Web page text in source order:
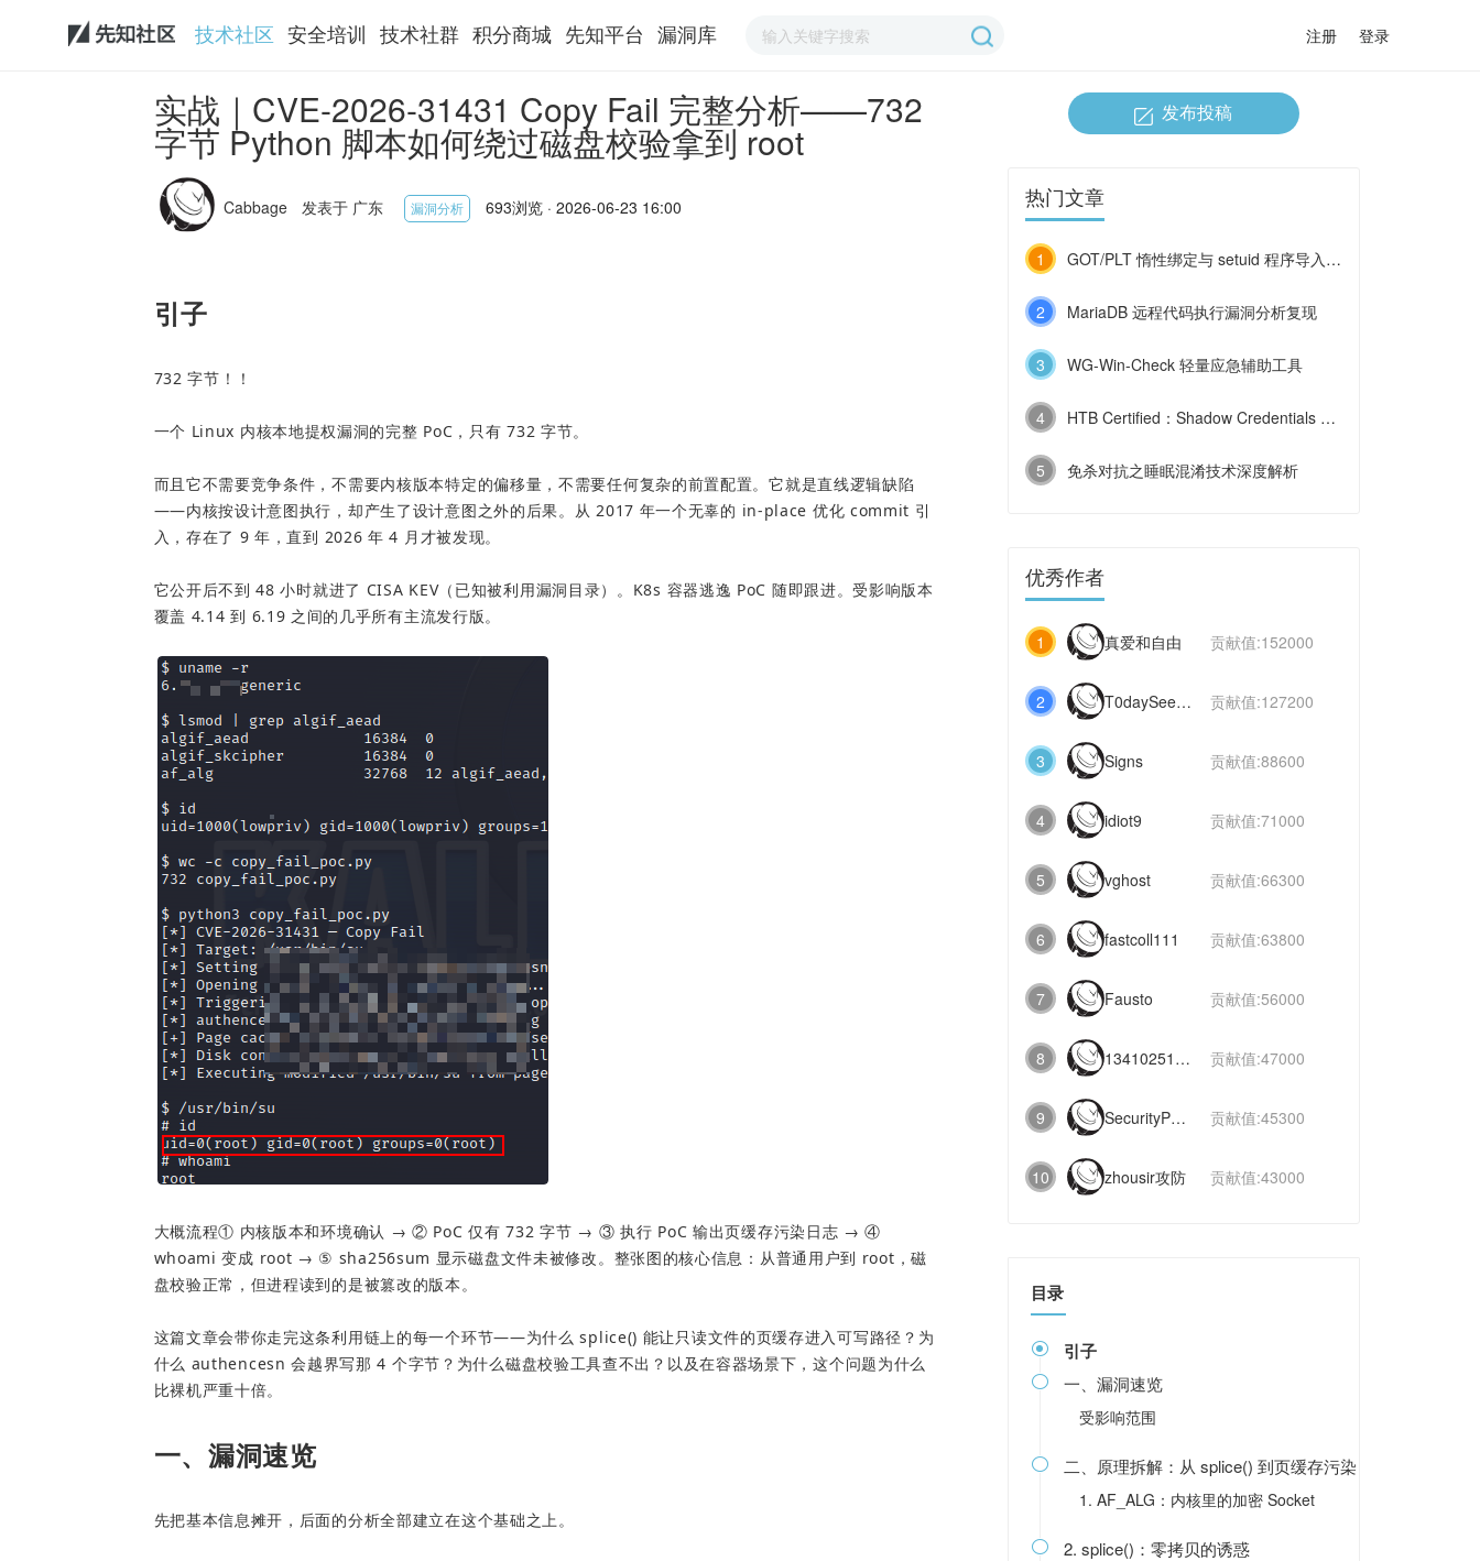
技术社区 安全培训 技术社群 积分商城 先知平台 漏洞库 注册 登录
实战｜CVE-2026-31431 Copy Fail 完整分析——732
字节 Python 脚本如何绕过磁盘校验拿到 root
Cabbage 发表于 广东 漏洞分析 693浏览 · 2026-06-23 16:00
引子
732 字节！！
一个 Linux 内核本地提权漏洞的完整 PoC，只有 732 字节。
而且它不需要竞争条件，不需要内核版本特定的偏移量，不需要任何复杂的前置配置。它就是直线逻辑缺陷
——内核按设计意图执行，却产生了设计意图之外的后果。从 2017 年一个无辜的 in-place 优化 commit 引
入，存在了 9 年，直到 2026 年 4 月才被发现。
它公开后不到 48 小时就进了 CISA KEV（已知被利用漏洞目录）。K8s 容器逃逸 PoC 随即跟进。受影响版本
覆盖 4.14 到 6.19 之间的几乎所有主流发行版。
大概流程① 内核版本和环境确认 → ② PoC 仅有 732 字节 → ③ 执行 PoC 输出页缓存污染日志 → ④
whoami 变成 root → ⑤ sha256sum 显示磁盘文件未被修改。整张图的核心信息：从普通用户到 root，磁
盘校验正常，但进程读到的是被篡改的版本。
这篇文章会带你走完这条利用链上的每一个环节——为什么 splice() 能让只读文件的页缓存进入可写路径？为
什么 authencesn 会越界写那 4 个字节？为什么磁盘校验工具查不出？以及在容器场景下，这个问题为什么
比裸机严重十倍。
一、漏洞速览
先把基本信息摊开，后面的分析全部建立在这个基础之上。
发布投稿
热门文章
1 GOT/PLT 惰性绑定与 setuid 程序导入函数劫持
2 MariaDB 远程代码执行漏洞分析复现
3 WG-Win-Check 轻量应急辅助工具
4 HTB Certified：Shadow Credentials 与 ESC9 的连环利用
5 免杀对抗之睡眠混淆技术深度解析
优秀作者
1 真爱和自由 贡献值:152000
2 T0daySeeker 贡献值:127200
3 Signs 贡献值:88600
4 idiot9 贡献值:71000
5 vghost 贡献值:66300
6 fastcoll111 贡献值:63800
7 Fausto 贡献值:56000
8 1341025112991831 贡献值:47000
9 SecurityPaper 贡献值:45300
10 zhousir攻防 贡献值:43000
目录
 引子
 一、漏洞速览
受影响范围
 二、原理拆解：从 splice() 到页缓存污染
1. AF_ALG：内核里的加密 Socket
 2. splice()：零拷贝的诱惑